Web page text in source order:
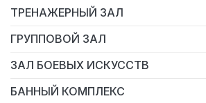
ТРЕНАЖЕРНЫЙ ЗАЛ
ГРУППОВОЙ ЗАЛ
ЗАЛ БОЕВЫХ ИСКУССТВ
Тайский бокс
БАННЫЙ КОМПЛЕКС